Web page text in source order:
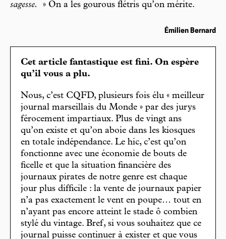
sagesse.
» On a les gourous flétris qu’on mérite.
Émilien Bernard
Cet article fantastique est fini. On espère
qu’il vous a plu.
Nous, c’est CQFD, plusieurs fois élu « meilleur
journal marseillais du Monde » par des jurys
férocement impartiaux. Plus de vingt ans
qu’on existe et qu’on aboie dans les kiosques
en totale indépendance. Le hic, c’est qu’on
fonctionne avec une économie de bouts de
ficelle et que la situation financière des
journaux pirates de notre genre est chaque
jour plus difficile : la vente de journaux papier
n’a pas exactement le vent en poupe… tout en
n’ayant pas encore atteint le stade ô combien
stylé du vintage. Bref, si vous souhaitez que ce
journal puisse continuer à exister et que vous